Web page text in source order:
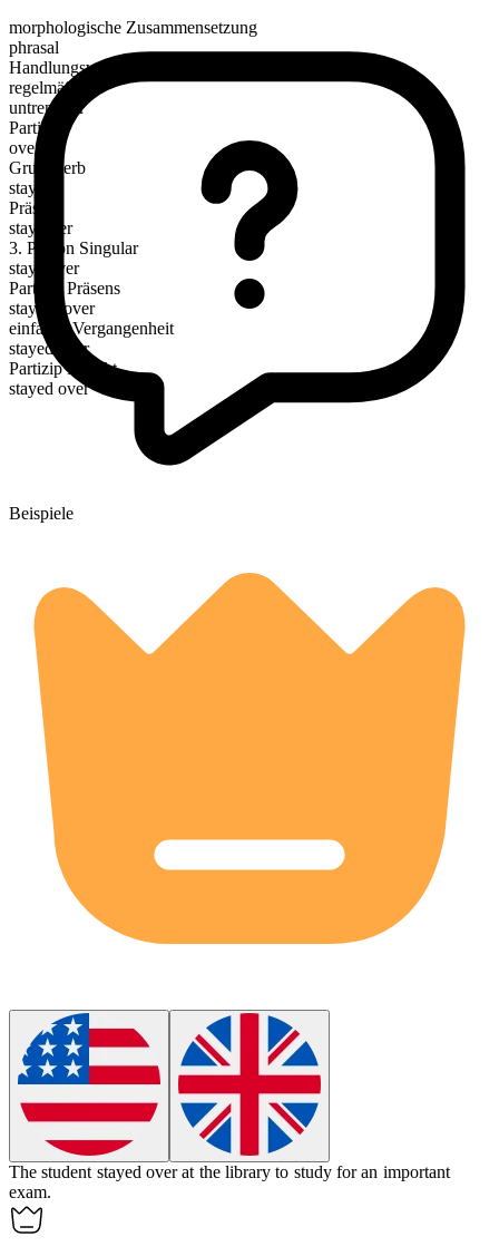
morphologische Zusammensetzung
phrasal
Handlungsverb
regelmäßig
untrennbar
Partikel
over
Grundverb
stay
Präsens
stay over
3. Person Singular
stays over
Partizip Präsens
staying over
einfache Vergangenheit
stayed over
Partizip Perfekt
stayed over
Beispiele
The student stayed over at the library to study for an important
exam.